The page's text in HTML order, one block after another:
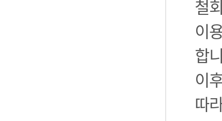
철
이
합
이
따